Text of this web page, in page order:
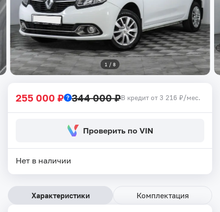
1 / 8
255 000 ₽ 344 000 ₽В кредит от 3 216 ₽/мес.
Проверить по VIN
Нет в наличии
Характеристики Комплектация